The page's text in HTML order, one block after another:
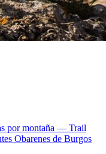
por montaña — Trail
Obarenes de Burgos